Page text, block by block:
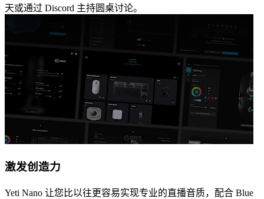
天或通过 Discord 主持圆桌讨论。
激发创造力
Yeti Nano 让您比以往更容易实现专业的直播音质，配合 Blue